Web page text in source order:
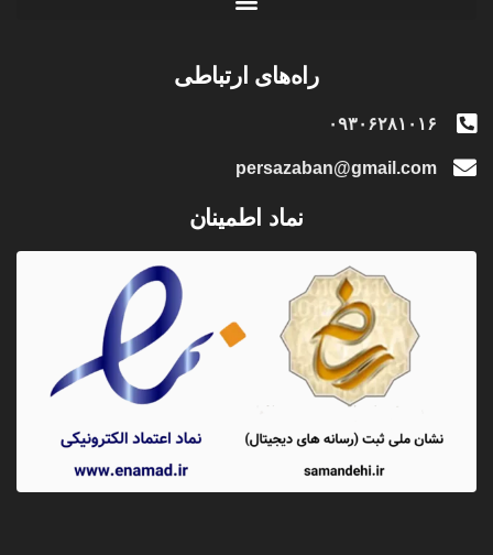
راه‌های ارتباطی
۰۹۳۰۶۲۸۱۰۱۶
persazaban@gmail.com
نماد اطمینان